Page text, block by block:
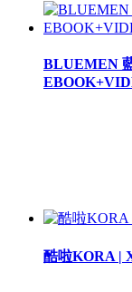
BLUEMEN
酷啦KORA |